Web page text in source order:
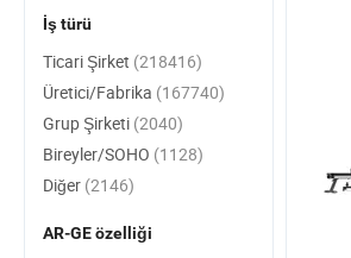
İş türü
Ticari Şirket (218416)
Üretici/Fabrika (167740)
Grup Şirketi (2040)
Bireyler/SOHO (1128)
Diğer (2146)
AR-GE özelliği